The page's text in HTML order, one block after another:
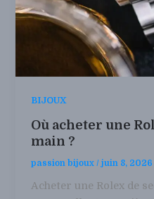
BIJOUX
Où acheter une
main ?
passion bijoux/juin 8, 2026
Acheter une Rolex de